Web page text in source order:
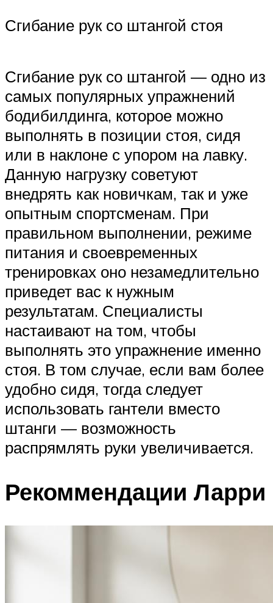
Сгибание рук со штангой стоя
Сгибание рук со штангой — одно из
самых популярных упражнений
бодибилдинга, которое можно
выполнять в позиции стоя, сидя
или в наклоне с упором на лавку.
Данную нагрузку советуют
внедрять как новичкам, так и уже
опытным спортсменам. При
правильном выполнении, режиме
питания и своевременных
тренировках оно незамедлительно
приведет вас к нужным
результатам. Специалисты
настаивают на том, чтобы
выполнять это упражнение именно
стоя. В том случае, если вам более
удобно сидя, тогда следует
использовать гантели вместо
штанги — возможность
распрямлять руки увеличивается.
Рекоммендации Ларри